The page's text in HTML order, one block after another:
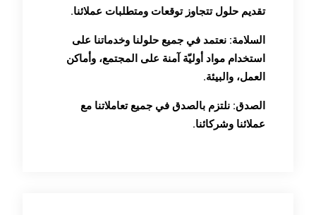
تقديم حلول تتجاوز توقعات ومتطلبات عملائنا.
السلامة: نعتمد في جميع حلولنا وخدماتنا على
استخدام مواد أوليّة آمنة على المجتمع، وأماكن
العمل، والبيئة.
الصدق: نلتزم بالصدق في جميع تعاملاتنا مع
عملائنا وشركائنا.